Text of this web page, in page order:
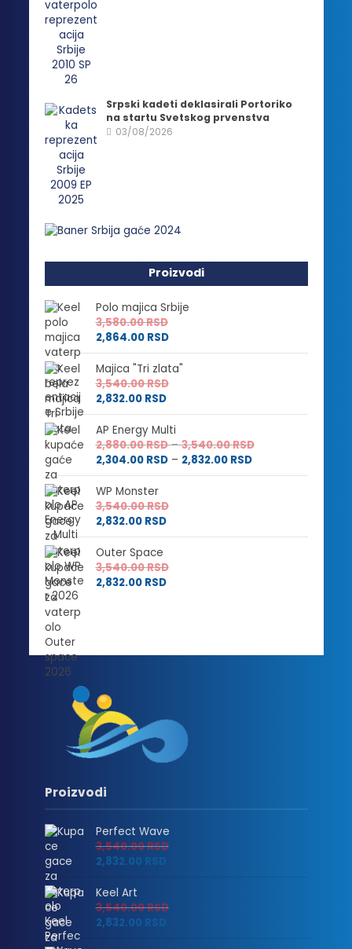
Srpski kadeti deklasirali Portoriko
na startu Svetskog prvenstva
03/08/2026
Proizvodi
Polo majica Srbije
3,580.00RSD
2,864.00 RSD
Majica "Tri zlata"
3,540.00RSD
2,832.00 RSD
AP Energy Multi
2,880.00RSD – 3,540.00RSDRaspon
od
2,304.00 RSD – 2,832.00 RSDRaspon
cena:
2,832.00 RSD
WP Monster
3,540.00RSD
2,832.00 RSD
Outer Space
3,540.00RSD
2,832.00 RSD
Proizvodi
Perfect Wave
3,540.00RSD
2,832.00 RSD
Keel Art
3,540.00RSD
2,832.00 RSD